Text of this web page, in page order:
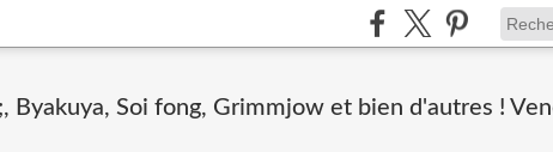
Byakuya, Soi fong, Grimmjow et bien d'autres !